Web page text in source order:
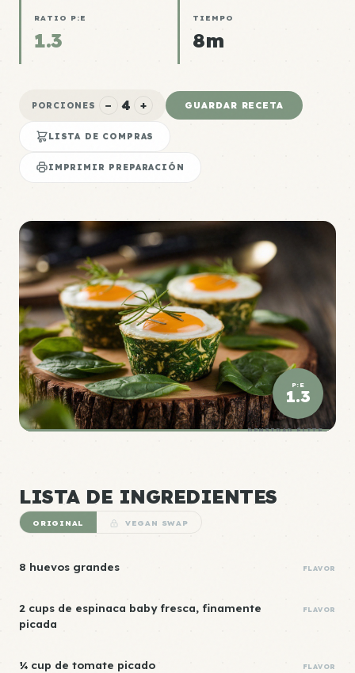
RATIO P:E
1.3
TIEMPO
8m
PORCIONES − 4 + GUARDAR RECETA
LISTA DE COMPRAS
IMPRIMIR PREPARACIÓN
P:E
1.3
DENSIDAD ÉLITE
LISTA DE INGREDIENTES
ORIGINAL VEGAN SWAP
8 huevos grandes FLAVOR
2 cups de espinaca baby fresca, finamente
picada
FLAVOR
¼ cup de tomate picado FLAVOR